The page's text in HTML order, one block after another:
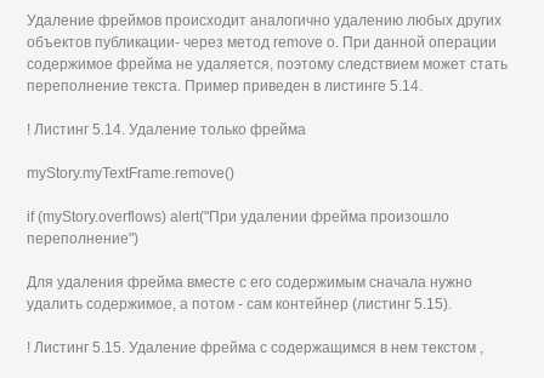
Удаление фреймов происходит аналогично удалению любых других
объектов публикации- через метод remove о. При данной операции
содержимое фрейма не удаляется, поэтому следствием может стать
переполнение текста. Пример приведен в листинге 5.14.
! Листинг 5.14. Удаление только фрейма
myStory.myTextFrame.remove()
if (myStory.overflows) alert("При удалении фрейма произошло
переполнение")
Для удаления фрейма вместе с его содержимым сначала нужно
удалить содержимое, а потом - сам контейнер (листинг 5.15).
! Листинг 5.15. Удаление фрейма с содержащимся в нем текстом ,